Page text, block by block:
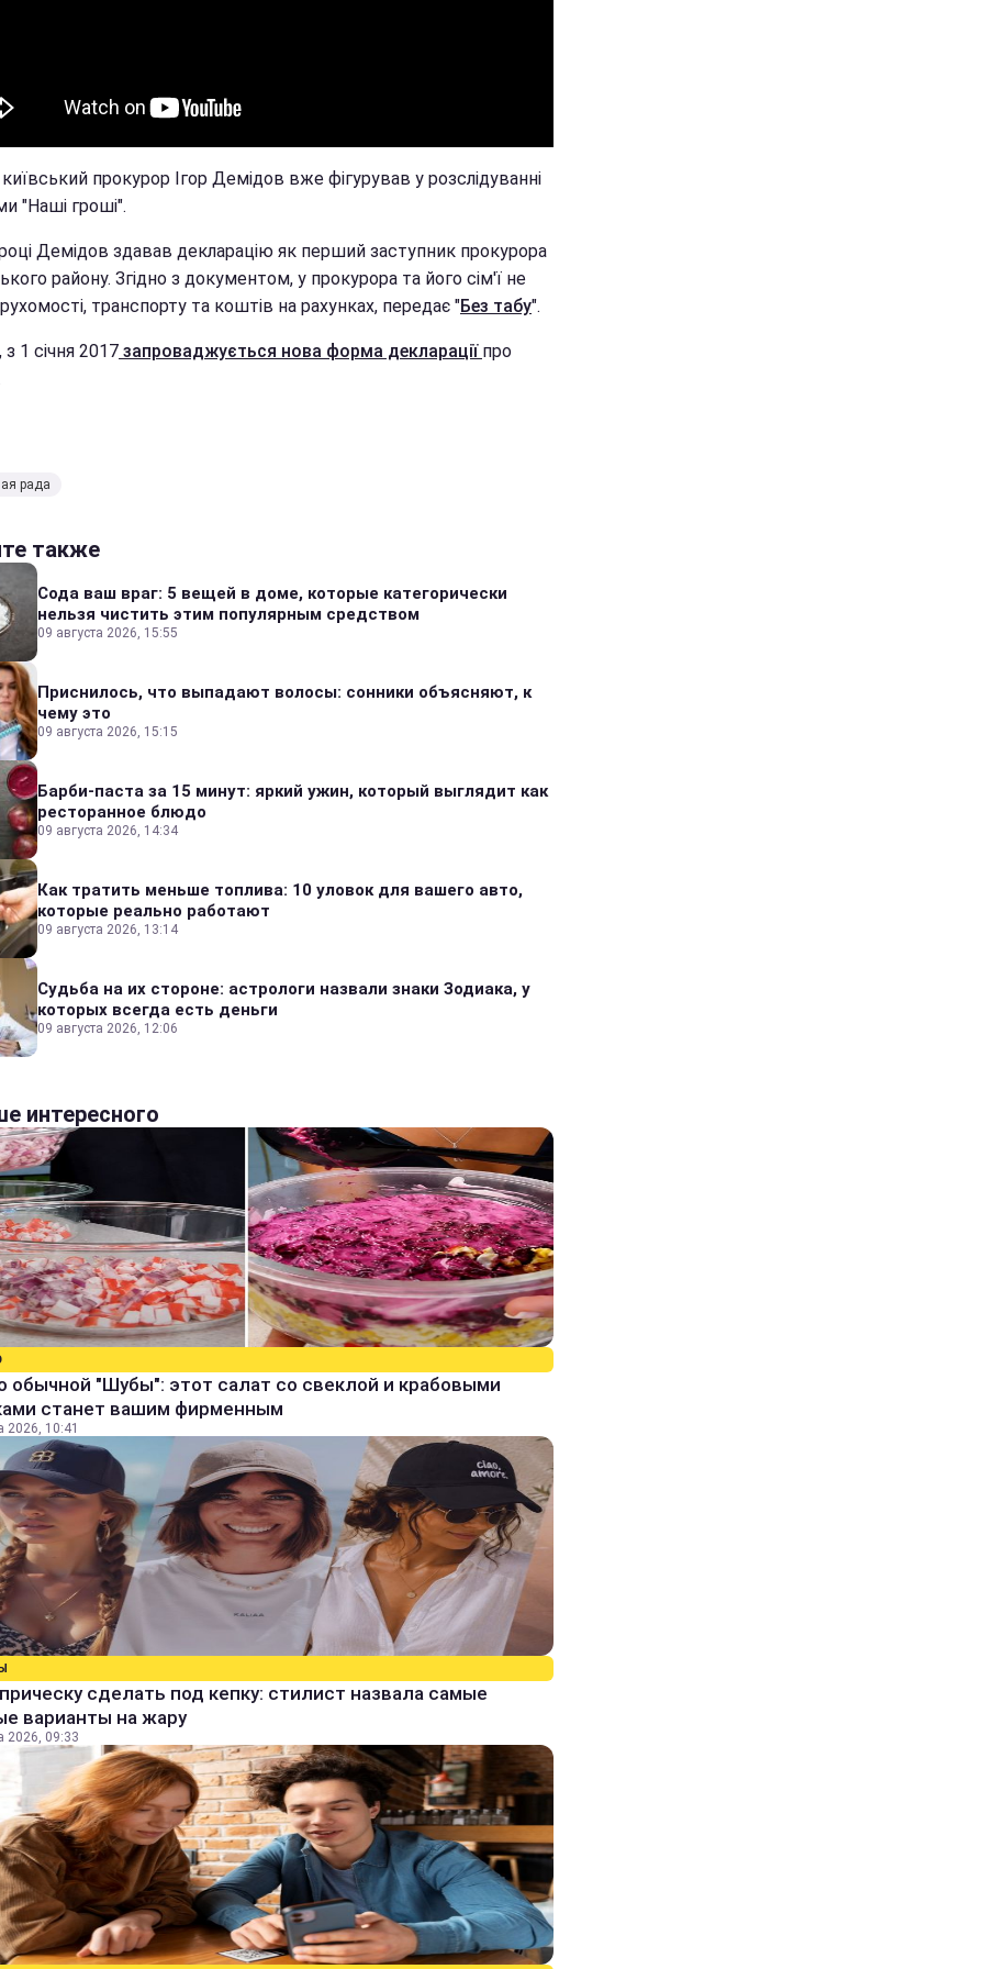
прокурор Ігор Демідов вже фігурував у розслідуванні
"Наші гроші".
Демідов здавав декларацію як перший заступник прокурора
району. Згідно з документом, у прокурора та його сім'ї не
транспорту та коштів на рахунках, передає "Без табу".
з 1 січня 2017 запроваджується нова форма декларації про
рада
также
Сода ваш враг: 5 вещей в доме, которые категорически
нельзя чистить этим популярным средством
09 августа 2026, 15:55
Приснилось, что выпадают волосы: сонники объясняют, к
чему это
09 августа 2026, 15:15
Барби-паста за 15 минут: яркий ужин, который выглядит как
ресторанное блюдо
09 августа 2026, 14:34
Как тратить меньше топлива: 10 уловок для вашего авто,
которые реально работают
09 августа 2026, 13:14
Судьба на их стороне: астрологи назвали знаки Зодиака, у
которых всегда есть деньги
09 августа 2026, 12:06
интересного
обычной "Шубы": этот салат со свеклой и крабовыми
станет вашим фирменным
2026, 10:41
сделать под кепку: стилист назвала самые
варианты на жару
2026, 09:33